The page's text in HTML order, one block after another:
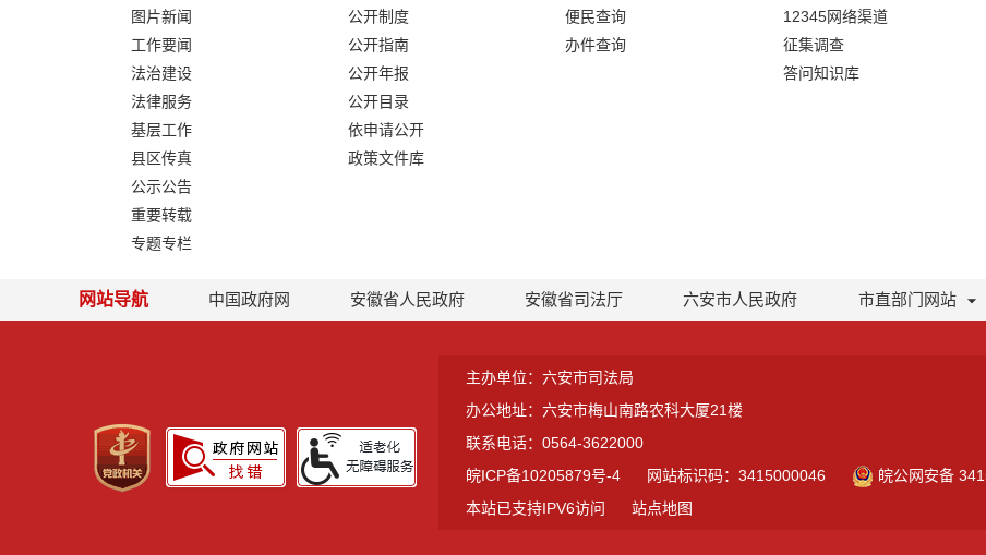
图片新闻
工作要闻
法治建设
法律服务
基层工作
县区传真
公示公告
重要转载
专题专栏
公开制度
公开指南
公开年报
公开目录
依申请公开
政策文件库
便民查询
办件查询
12345网络渠道
征集调查
答问知识库
网站导航 中国政府网 安徽省人民政府 安徽省司法厅 六安市人民政府 市直部门网站
主办单位：六安市司法局
办公地址：六安市梅山南路农科大厦21楼
联系电话：0564-3622000
皖ICP备10205879号-4
网站标识码：3415000046
皖公网安备
本站已支持IPV6访问
站点地图